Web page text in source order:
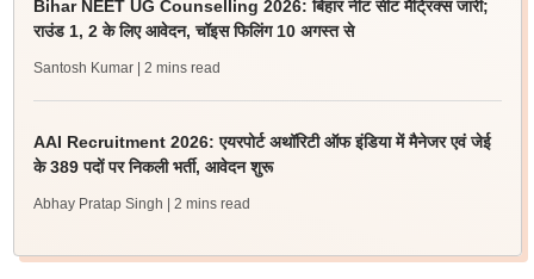
Bihar NEET UG Counselling 2026: बिहार नीट सीट मैट्रिक्स जारी;
राउंड 1, 2 के लिए आवेदन, चॉइस फिलिंग 10 अगस्त से
Santosh Kumar | 2 mins read
AAI Recruitment 2026: एयरपोर्ट अथॉरिटी ऑफ इंडिया में मैनेजर एवं जेई
के 389 पदों पर निकली भर्ती, आवेदन शुरू
Abhay Pratap Singh | 2 mins read